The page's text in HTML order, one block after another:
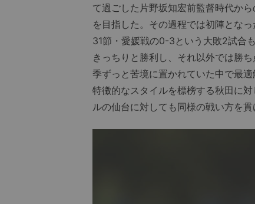
て過ごした片野坂知宏前監督時代か
を目指した。その過程では初陣とな
31節・愛媛戦の0-3という大敗2試合
きっちりと勝利し、それ以外では勝
季ずっと苦境に置かれていた中で最
特徴的なスタイルを標榜する秋田に
ルの仙台に対しても同様の戦い方を